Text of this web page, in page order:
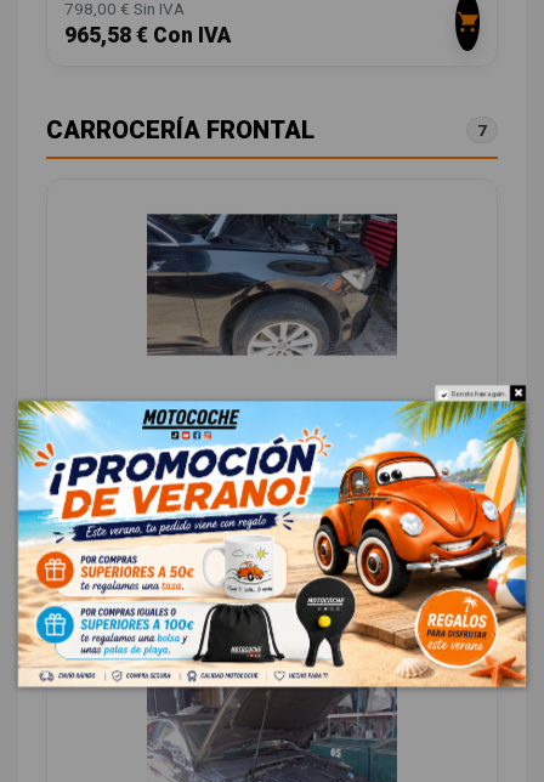
798,00 € Sin IVA
965,58 € Con IVA
CARROCERÍA FRONTAL 7
ALETA DELANTERA DERECHA 3G0821022B
3G0821022B VG0563033
VOLKSWAGEN PASSAT B8 (3G2, CB2) 2.0 TDI
OEM:3G0821022B
ID:1550389
146,00 € Sin IVA
176,66 € Con IVA
Do not show again.